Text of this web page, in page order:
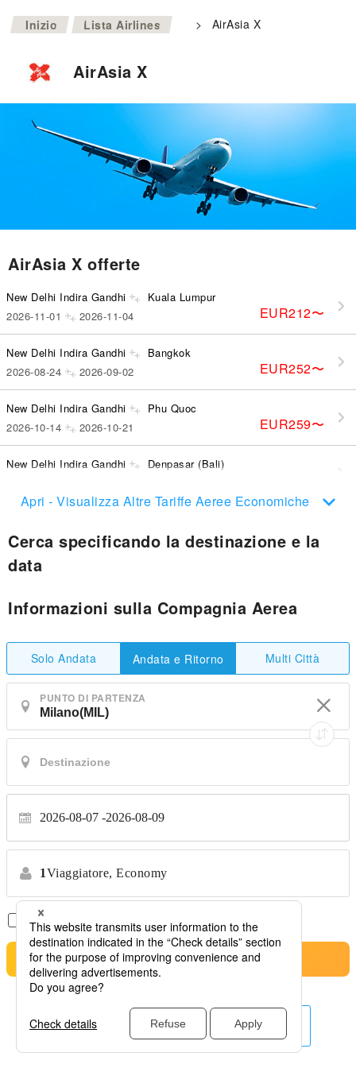
Inizio >
Lista Airlines > AirAsia X
AirAsia X
AirAsia X offerte
New Delhi Indira Gandhi Kuala Lumpur
EUR212〜
2026-11-01 2026-11-04
New Delhi Indira Gandhi Bangkok
EUR252〜
2026-08-24 2026-09-02
New Delhi Indira Gandhi Phu Quoc
EUR259〜
2026-10-14 2026-10-21
New Delhi Indira Gandhi Denpasar (Bali)
Apri - Visualizza Altre Tariffe Aeree Economiche
Cerca specificando la destinazione e la
data
Informazioni sulla Compagnia Aerea
Solo Andata Andata e Ritorno Multi Città
PUNTO DI PARTENZA
2026-08-07 2026-08-09
1Viaggiatore, Economy
Solo Voli Diretti *Nessun trasferimento
Cerca
Altre linee aeree qui.